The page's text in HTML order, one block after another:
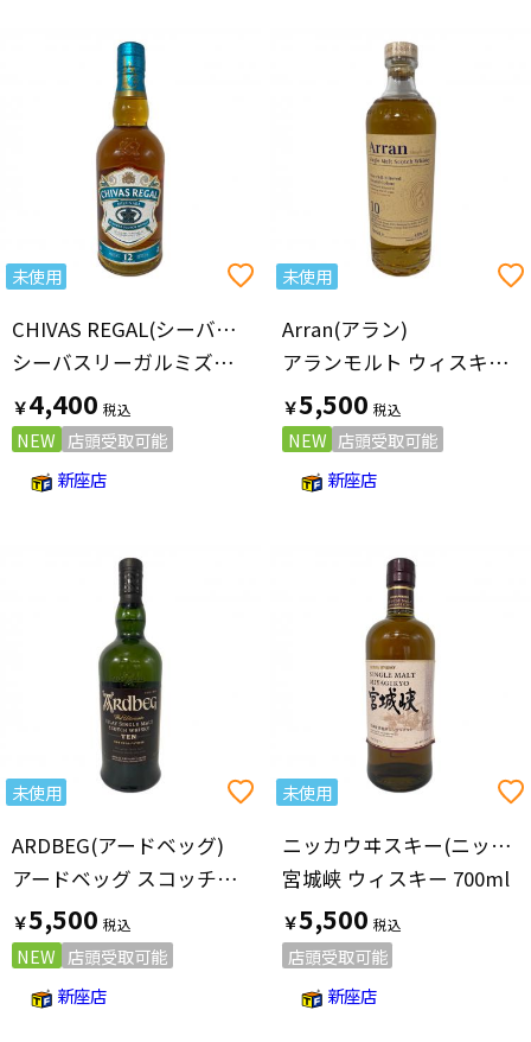
未使用
CHIVAS REGAL(シーバスリーガル)
シーバスリーガルミズナラ スコッチウィスキー 12年 700ml
￥4,400
NEW 店頭受取可能
新座店
未使用
Arran(アラン)
アランモルト ウィスキー 10年 700ml
￥5,500
NEW 店頭受取可能
新座店
未使用
ARDBEG(アードベッグ)
アードベッグ スコッチウィスキー 10年 700ml
￥5,500
NEW 店頭受取可能
新座店
未使用
ニッカウヰスキー(ニッカウィスキー)
宮城峡 ウィスキー 700ml
￥5,500
店頭受取可能
新座店